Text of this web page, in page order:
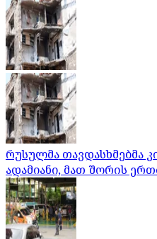
რუსულმა თავდასხმებმა
ადამიანი, მათ შორის